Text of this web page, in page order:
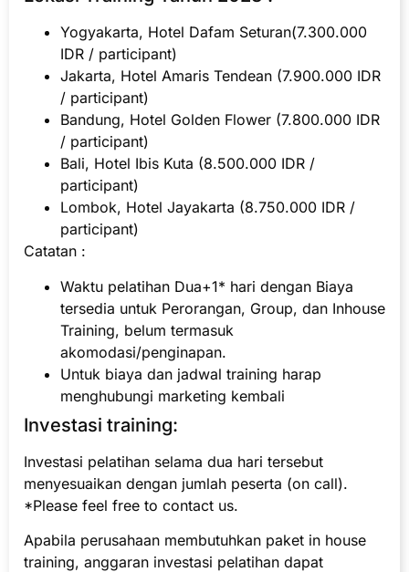
Yogyakarta, Hotel Dafam Seturan(7.300.000
IDR / participant)
Jakarta, Hotel Amaris Tendean (7.900.000 IDR
/ participant)
Bandung, Hotel Golden Flower (7.800.000 IDR
/ participant)
Bali, Hotel Ibis Kuta (8.500.000 IDR /
participant)
Lombok, Hotel Jayakarta (8.750.000 IDR /
participant)
Catatan :
Waktu pelatihan Dua+1* hari dengan Biaya
tersedia untuk Perorangan, Group, dan Inhouse
Training, belum termasuk
akomodasi/penginapan.
Untuk biaya dan jadwal training harap
menghubungi marketing kembali
Investasi training:
Investasi pelatihan selama dua hari tersebut
menyesuaikan dengan jumlah peserta (on call).
*Please feel free to contact us.
Apabila perusahaan membutuhkan paket in house
training, anggaran investasi pelatihan dapat